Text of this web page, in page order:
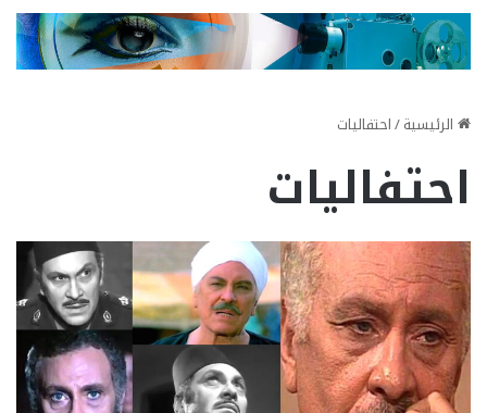
الرئيسية/احتفاليات
احتفاليات